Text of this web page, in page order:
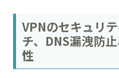
VPNのセキュリ
チ、DNS漏洩防
性